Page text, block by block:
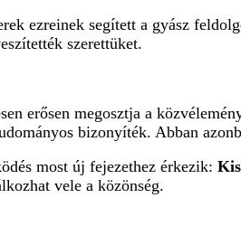
ezreinek segített a gyász
szerettüket.
erősen megosztja a
bizonyíték. Abban
most új fejezethez érkezik:
vele a közönség.